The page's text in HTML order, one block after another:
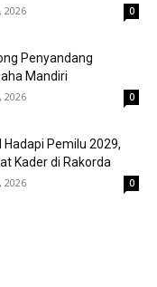
2026 0
Penyandang
Mandiri
2026 0
Hadapi Pemilu 2029,
Kader di Rakorda
2026 0